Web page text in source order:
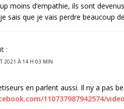
moins d’empathie, ils sont
sais que je vais perdre beaucoup
:
2021 À 14 H 03 MIN
en parlent aussi. Il ny a pas
110737987942574/